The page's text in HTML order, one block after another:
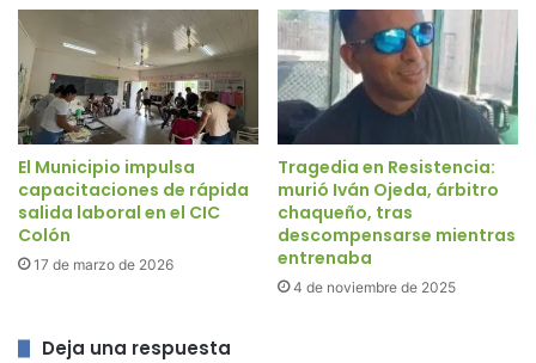
El Municipio impulsa
capacitaciones de rápida
salida laboral en el CIC
Colón
17 de marzo de 2026
Tragedia en Resistencia:
murió Iván Ojeda, árbitro
chaqueño, tras
descompensarse mientras
entrenaba
4 de noviembre de 2025
Deja una respuesta